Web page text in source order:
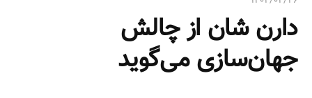
:
دارن شان از چالش
جهان‌سازی می‌گوید